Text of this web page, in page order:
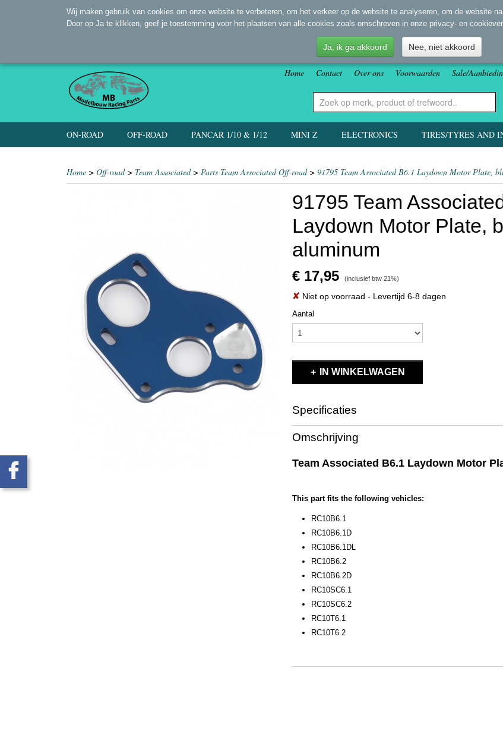
Home Contact Over ons Voorwaarden Sale/
ON-ROAD OFF-ROAD PANCAR 1/10 & 1/12 MINI Z ELECTRONICS TIRES/TYRES AND
Home > Off-road> Team Associated> Parts Team Associated Off-road> 91795 Team Associated B6.1 Laydown Motor Plate,
91795 Team
Laydown Motor Plate,
aluminum
€ 17,95 (inclusief btw 21%)
✘ Niet op voorraad - Levertijd 6-8 dagen
Aantal
IN WINKELWAGEN
Specificaties
Productcode
EAN code
Bruto gewicht
0,50 Kg
Omschrijving
Team Associated B6.1 Laydown Motor
This part fits the following vehicles:
RC10B6.1
RC10B6.1D
RC10B6.1DL
RC10B6.2
RC10B6.2D
RC10SC6.1
RC10SC6.2
RC10T6.1
RC10T6.2
Wij maken gebruik van cookies om onze website te verbeteren, om het verkeer op de website te analyseren, om de website
Door op Ja te klikken, geef je toestemming voor het plaatsen van alle cookies zoals omschreven in onze privacy- en
Ja, ik ga akkoord Nee, niet akkoord